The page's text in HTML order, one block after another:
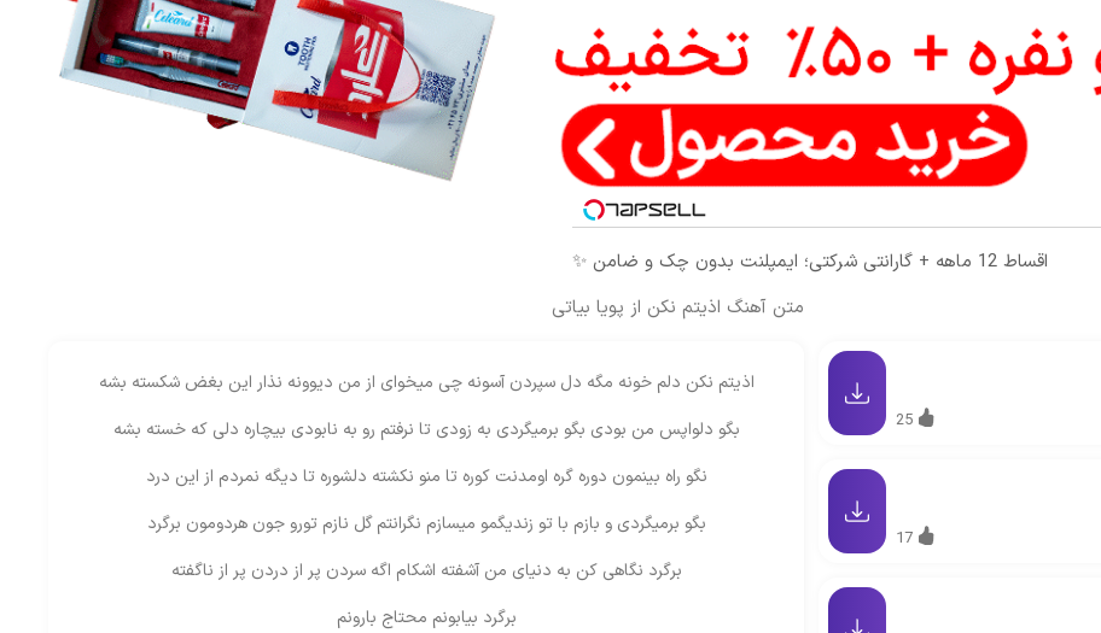
اقساط 12 ماهه + گارانتی شرکتی؛ ایمپلنت بدون چک و ضامن ✨
متن آهنگ اذیتم نکن از پویا بیاتی
اذیتم نکن دلم خونه مگه دل سپردن آسونه چی میخوای از من دیوونه نذار این بغض شکسته بشه
بگو دلواپس من بودی بگو برمیگردی به زودی تا نرفتم رو به نابودی بیچاره دلی که خسته بشه
نگو راه بینمون دوره گره اومدنت کوره تا منو نکشته دلشوره تا دیگه نمردم از این درد
بگو برمیگردی و بازم با تو زندیگمو میسازم نگرانتم گل نازم تورو جون هردومون برگرد
برگرد نگاهی کن به دنیای من آشفته اشکام اگه سردن پر از دردن پر از ناگفته
برگرد بیابونم محتاج بارونم
25
17